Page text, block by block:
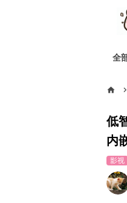
全
home chevron_right
低
内
影视